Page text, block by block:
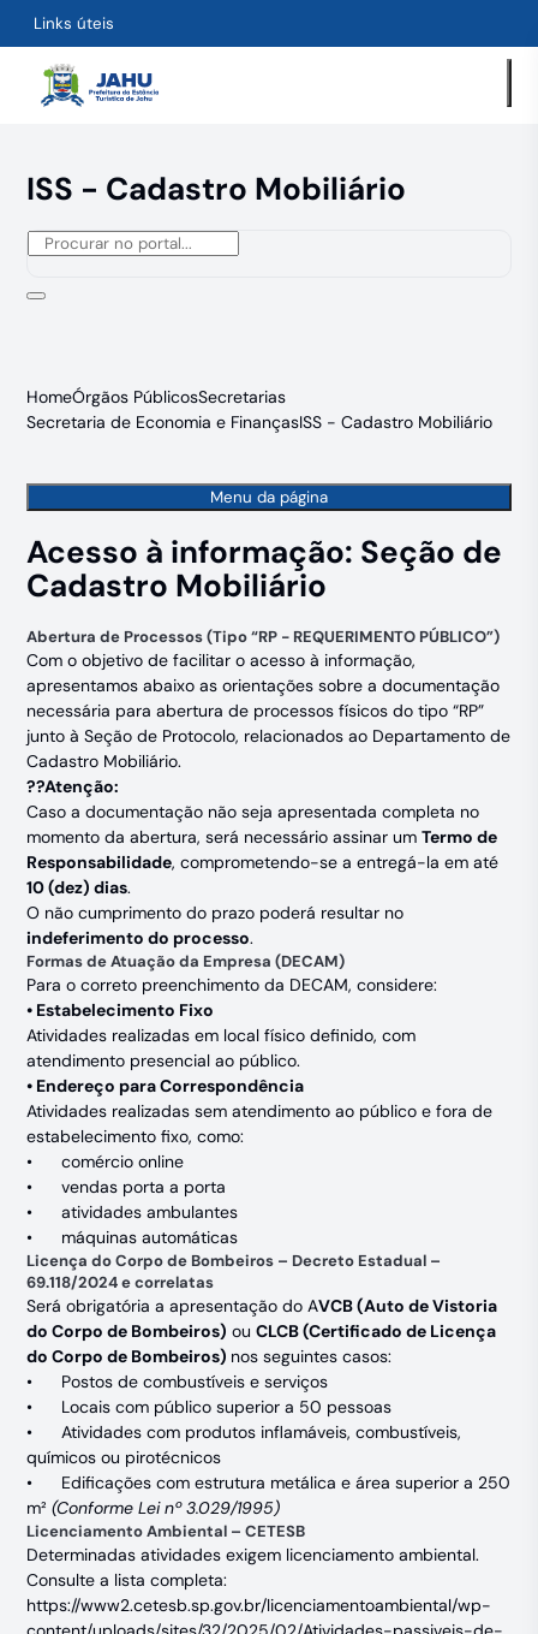
Links úteis
ISS - Cadastro Mobiliário
HomeÓrgãos PúblicosSecretarias
Secretaria de Economia e FinançasISS - Cadastro Mobiliário
Menu da página
Acesso à informação: Seção de
Cadastro Mobiliário
Abertura de Processos (Tipo “RP - REQUERIMENTO PÚBLICO”)
Com o objetivo de facilitar o acesso à informação,
apresentamos abaixo as orientações sobre a documentação
necessária para abertura de processos físicos do tipo “RP”
junto à Seção de Protocolo, relacionados ao Departamento de
Cadastro Mobiliário.
??Atenção:
Caso a documentação não seja apresentada completa no
momento da abertura, será necessário assinar umTermo de
Responsabilidade, comprometendo-se a entregá-la em até
10 (dez) dias.
O não cumprimento do prazo poderá resultar no
indeferimento do processo.
Formas de Atuação da Empresa (DECAM)
Para o correto preenchimento da DECAM, considere:
• Estabelecimento Fixo
Atividades realizadas em local físico definido, com
atendimento presencial ao público.
• Endereço para Correspondência
Atividades realizadas sem atendimento ao público e fora de
estabelecimento fixo, como:
• comércio online
• vendas porta a porta
• atividades ambulantes
• máquinas automáticas
Licença do Corpo de Bombeiros – Decreto Estadual –
69.118/2024 e correlatas
Será obrigatória a apresentação do AVCB (Auto de Vistoria
do Corpo de Bombeiros) ouCLCB (Certificado de Licença
do Corpo de Bombeiros) nos seguintes casos:
• Postos de combustíveis e serviços
• Locais com público superior a 50 pessoas
• Atividades com produtos inflamáveis, combustíveis,
químicos ou pirotécnicos
• Edificações com estrutura metálica e área superior a 250
m²(Conforme Lei nº 3.029/1995)
Licenciamento Ambiental – CETESB
Determinadas atividades exigem licenciamento ambiental.
Consulte a lista completa:
https://www2.cetesb.sp.gov.br/licenciamentoambiental/wp-